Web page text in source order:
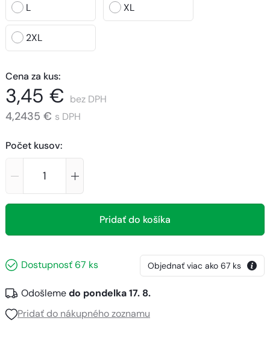
L XL
2XL
Cena za kus:
3,45 € bez DPH
4,2435 € s DPH
Počet kusov:
Pridať do košíka
Dostupnosť67 ks Objednať viac ako 67 ks
Odošlemedo pondelka 17. 8.
Pridať do nákupného zoznamu